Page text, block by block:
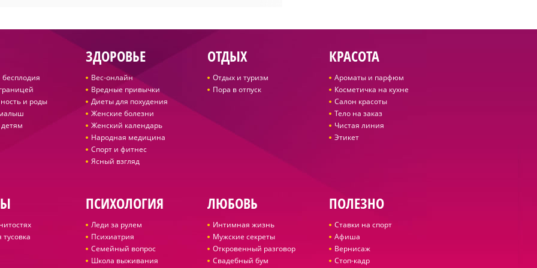
и роды
ЗДОРОВЬЕ
Вес-онлайн
Вредные привычки
Диеты для похудения
Женские болезни
Женский календарь
Народная медицина
Спорт и фитнес
Ясный взгляд
ОТДЫХ
Отдых и туризм
Пора в отпуск
КРАСОТА
Ароматы и парфюм
Косметичка на кухне
Салон красоты
Тело на заказ
Чистая линия
Этикет
тусовка
ПСИХОЛОГИЯ
Леди за рулем
Психиатрия
Семейный вопрос
Школа выживания
ЛЮБОВЬ
Интимная жизнь
Мужские секреты
Откровенный разговор
Свадебный бум
ПОЛЕЗНО
Ставки на спорт
Афиша
Вернисаж
Стоп-кадр